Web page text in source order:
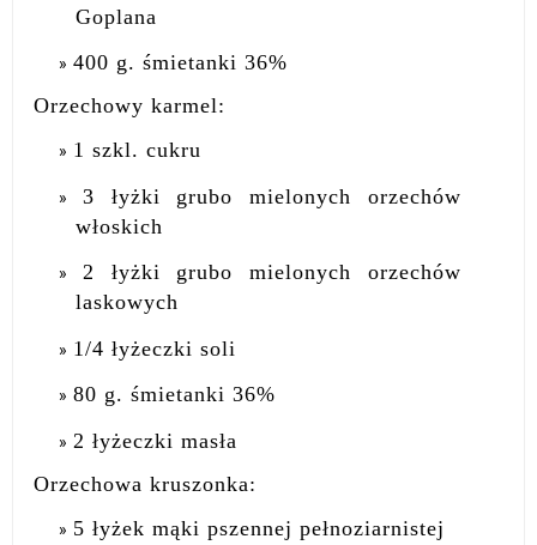
Goplana
400 g. śmietanki 36%
Orzechowy karmel:
1 szkl. cukru
3 łyżki grubo mielonych orzechów
włoskich
2 łyżki grubo mielonych orzechów
laskowych
1/4 łyżeczki soli
80 g. śmietanki 36%
2 łyżeczki masła
Orzechowa kruszonka:
5 łyżek mąki pszennej pełnoziarnistej